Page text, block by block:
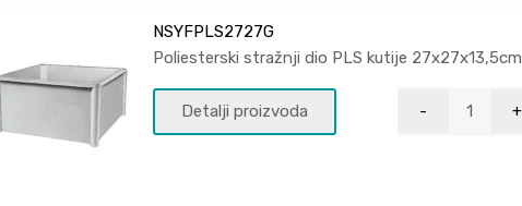
NSYFPLS2727G
Poliesterski stražnji dio PLS kutije 27x27x13,5cm
Detalji proizvoda